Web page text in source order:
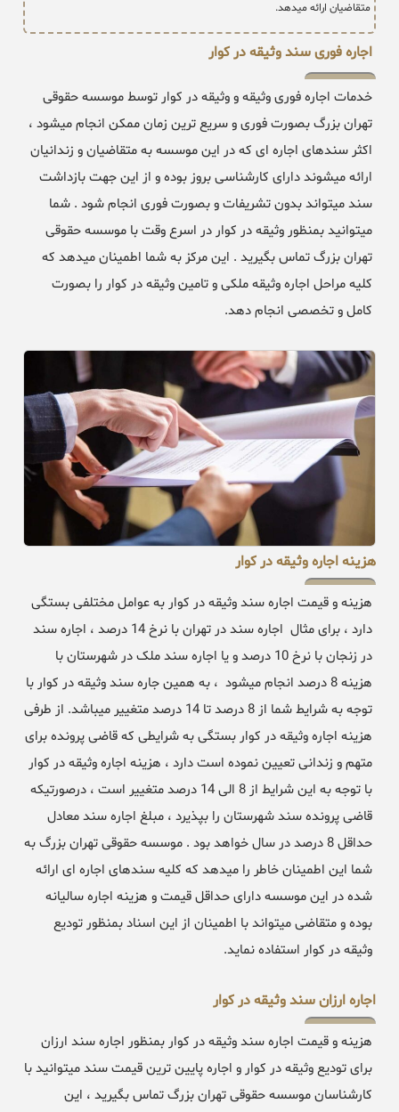
متقاضیان ارائه میدهد.
اجاره فوری سند وثیقه در کوار
خدمات اجاره فوری وثیقه و وثیقه در کوار توسط موسسه حقوقی
تهران بزرگ بصورت فوری و سریع ترین زمان ممکن انجام میشود ،
اکثر سندهای اجاره ای که در این موسسه به متقاضیان و زندانیان
ارائه میشوند دارای کارشناسی بروز بوده و از این جهت بازداشت
سند میتواند بدون تشریفات و بصورت فوری انجام شود . شما
میتوانید بمنظور وثیقه در کوار در اسرع وقت با موسسه حقوقی
تهران بزرگ تماس بگیرید . این مرکز به شما اطمینان میدهد که
کلیه مراحل اجاره وثیقه ملکی و تامین وثیقه در کوار را بصورت
کامل و تخصصی انجام دهد.
هزینه اجاره وثیقه در کوار
هزینه و قیمت اجاره سند وثیقه در کوار به عوامل مختلفی بستگی
دارد ، برای مثال اجاره سند در تهران با نرخ 14 درصد ، اجاره سند
در زنجان با نرخ 10 درصد و یا اجاره سند ملک در شهرستان با
هزینه 8 درصد انجام میشود ، به همین جاره سند وثیقه در کوار با
توجه به شرایط شما از 8 درصد تا 14 درصد متغییر میباشد. از طرفی
هزینه اجاره وثیقه در کوار بستگی به شرایطی که قاضی پرونده برای
متهم و زندانی تعیین نموده است دارد ، هزینه اجاره وثیقه در کوار
با توجه به این شرایط از 8 الی 14 درصد متغییر است ، درصورتیکه
قاضی پرونده سند شهرستان را بپذیرد ، مبلغ اجاره سند معادل
حداقل 8 درصد در سال خواهد بود . موسسه حقوقی تهران بزرگ به
شما این اطمینان خاطر را میدهد که کلیه سندهای اجاره ای ارائه
شده در این موسسه دارای حداقل قیمت و هزینه اجاره سالیانه
بوده و متقاضی میتواند با اطمینان از این اسناد بمنظور تودیع
وثیقه در کوار استفاده نماید.
اجاره ارزان سند وثیقه در کوار
هزینه و قیمت اجاره سند وثیقه در کوار بمنظور اجاره سند ارزان
برای تودیع وثیقه در کوار و اجاره پایین ترین قیمت سند میتوانید با
کارشناسان موسسه حقوقی تهران بزرگ تماس بگیرید ، این